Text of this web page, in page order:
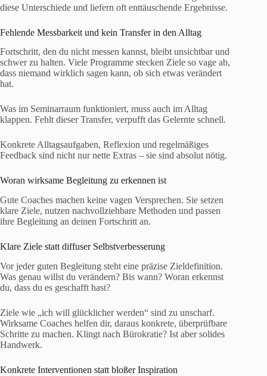
diese Unterschiede und liefern oft enttäuschende Ergebnisse.
Fehlende Messbarkeit und kein Transfer in den Alltag
Fortschritt, den du nicht messen kannst, bleibt unsichtbar und
schwer zu halten. Viele Programme stecken Ziele so vage ab,
dass niemand wirklich sagen kann, ob sich etwas verändert
hat.
Was im Seminarraum funktioniert, muss auch im Alltag
klappen. Fehlt dieser Transfer, verpufft das Gelernte schnell.
Konkrete Alltagsaufgaben, Reflexion und regelmäßiges
Feedback sind nicht nur nette Extras – sie sind absolut nötig.
Woran wirksame Begleitung zu erkennen ist
Gute Coaches machen keine vagen Versprechen. Sie setzen
klare Ziele, nutzen nachvollziehbare Methoden und passen
ihre Begleitung an deinen Fortschritt an.
Klare Ziele statt diffuser Selbstverbesserung
Vor jeder guten Begleitung steht eine präzise Zieldefinition.
Was genau willst du verändern? Bis wann? Woran erkennst
du, dass du es geschafft hast?
Ziele wie „ich will glücklicher werden“ sind zu unscharf.
Wirksame Coaches helfen dir, daraus konkrete, überprüfbare
Schritte zu machen. Klingt nach Bürokratie? Ist aber solides
Handwerk.
Konkrete Interventionen statt bloßer Inspiration